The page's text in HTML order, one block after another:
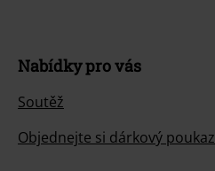
Nabídky pro vás
Soutěž
Objednejte si dárkový poukaz